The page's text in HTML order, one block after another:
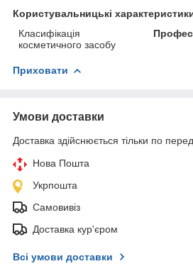
Користувальницькі
Класифікація
косметичного засобу
Приховати
Умови доставки
Доставка здійснюється тільки по
Нова Пошта
Укрпошта
Самовивіз
Доставка кур'єром
Всі умови доставки